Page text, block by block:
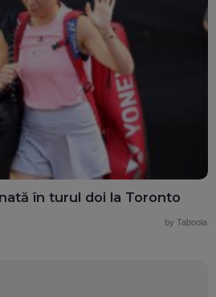
în turul doi la Toronto
by Taboola